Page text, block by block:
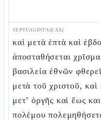
SEPTUAGINTA (LXX)
καὶ μετὰ ἑπτὰ καὶ
ἀποσταθήσεται
βασιλεία ἐθνῶν
μετὰ τοῦ χριστοῦ, καὶ
μετ’ ὀργῆς καὶ ἕως
πολέμου